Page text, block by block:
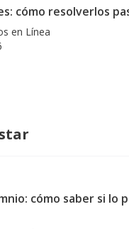
cómo resolverlos
en Línea
cómo saber si lo